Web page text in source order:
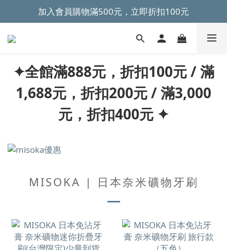
~全館滿499元免運~
加入會員購物滿500元，立即折扣100元
~全館滿499元免運~
✦全館滿888元，折扣100元 / 滿
1,688元，折扣200元 / 滿3,000
元，折扣400元 ✦
MISOKA | 日本奈米礦物牙刷